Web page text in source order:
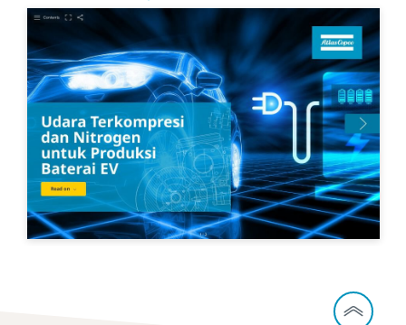
Semua yang perlu Anda ketahui tentang pengurangan